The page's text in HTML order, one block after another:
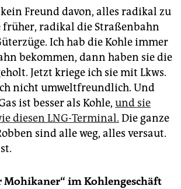
Freund davon, alles radikal zu
früher, radikal die Straßenbahn
Ich hab die Kohle immer
bekommen, dann haben sie die
Jetzt kriege ich sie mit Lkws.
nicht umweltfreundlich. Und
ist besser als Kohle, und sie
diesen LNG-Terminal. Die ganze
sind alle weg, alles versaut.
Mohikaner“ im Kohlengeschäft